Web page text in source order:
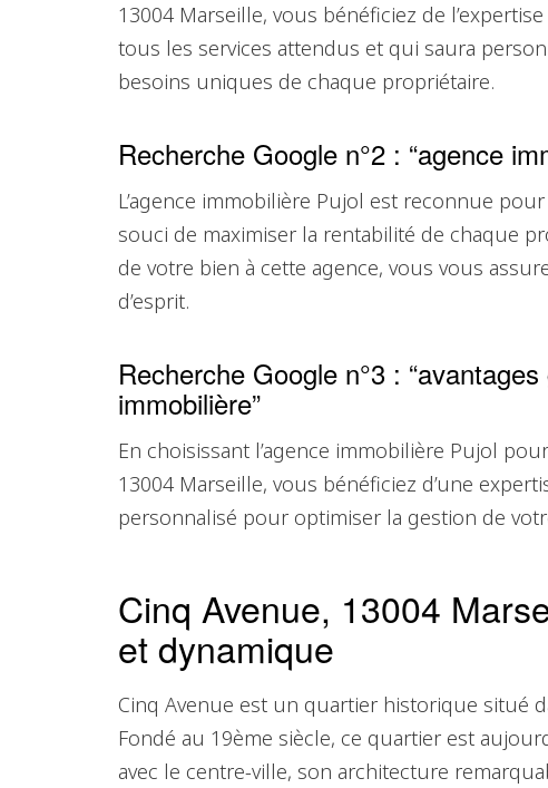
13004 Marseille, vous bénéficiez de
tous les services attendus et qui saura
besoins uniques de chaque propriétaire.
Recherche Google n°2 : “agence
L’agence immobilière Pujol est reconnue
souci de maximiser la rentabilité de chaque
de votre bien à cette agence, vous vous
d’esprit.
Recherche Google n°3 :
immobilière”
En choisissant l’agence immobilière Pujol
13004 Marseille, vous bénéficiez d’une
personnalisé pour optimiser la gestion de
Cinq Avenue, 13004
et dynamique
Cinq Avenue est un quartier historique situé
Fondé au 19ème siècle, ce quartier est
avec le centre-ville, son architecture